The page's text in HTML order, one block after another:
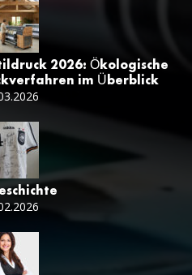
2026: Ökologische
im Überblick